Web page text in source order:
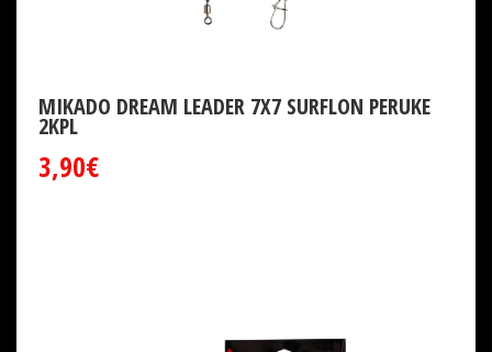
MIKADO DREAM LEADER 7X7 SURFLON PERUKE
2KPL
3,90€